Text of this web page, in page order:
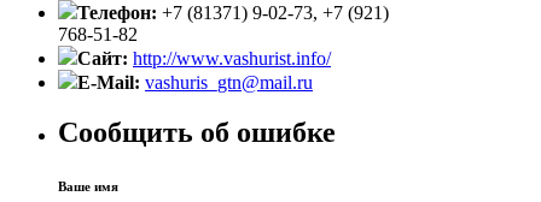
Телефон: +7 (81371) 9-02-73, +7 (921)
768-51-82
Сайт: http://www.vashurist.info/
E-Mail: vashuris_gtn@mail.ru
Сообщить об ошибке
Ваше имя